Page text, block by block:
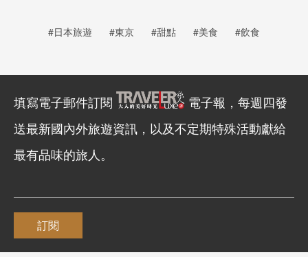
#日本旅遊 #東京 #甜點 #美食 #飲食
填寫電子郵件訂閱
電子報，每週四發
送最新國內外旅遊資訊，以及不定期特殊活動獻給
最有品味的旅人。
訂閱